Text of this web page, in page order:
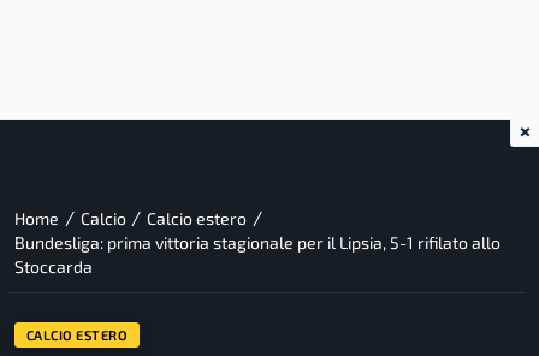
Home / Calcio / Calcio estero /
Bundesliga: prima vittoria stagionale per il Lipsia, 5-1 rifilato allo
Stoccarda
CALCIO ESTERO
×